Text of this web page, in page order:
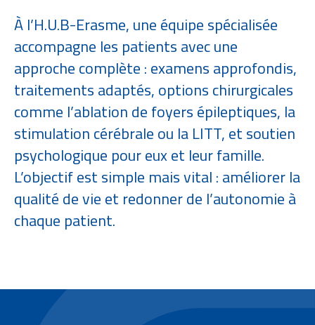
À l’H.U.B-Erasme, une équipe spécialisée
accompagne les patients avec une
approche complète : examens approfondis,
traitements adaptés, options chirurgicales
comme l’ablation de foyers épileptiques, la
stimulation cérébrale ou la LITT, et soutien
psychologique pour eux et leur famille.
L’objectif est simple mais vital : améliorer la
qualité de vie et redonner de l’autonomie à
chaque patient.